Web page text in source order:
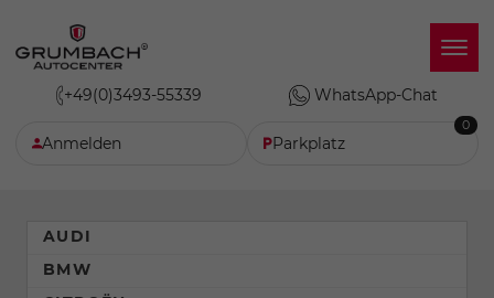
+49(0)3493-55339 WhatsApp-Chat
Anmelden Parkplatz
0
AUDI
BMW